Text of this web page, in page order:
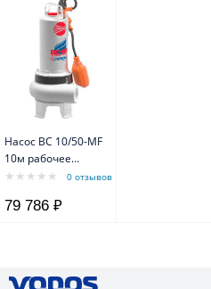
Насос BC 10/50-MF
10м рабочее
колесо
из нерж.стали
0 отзывов
79 786 ₽